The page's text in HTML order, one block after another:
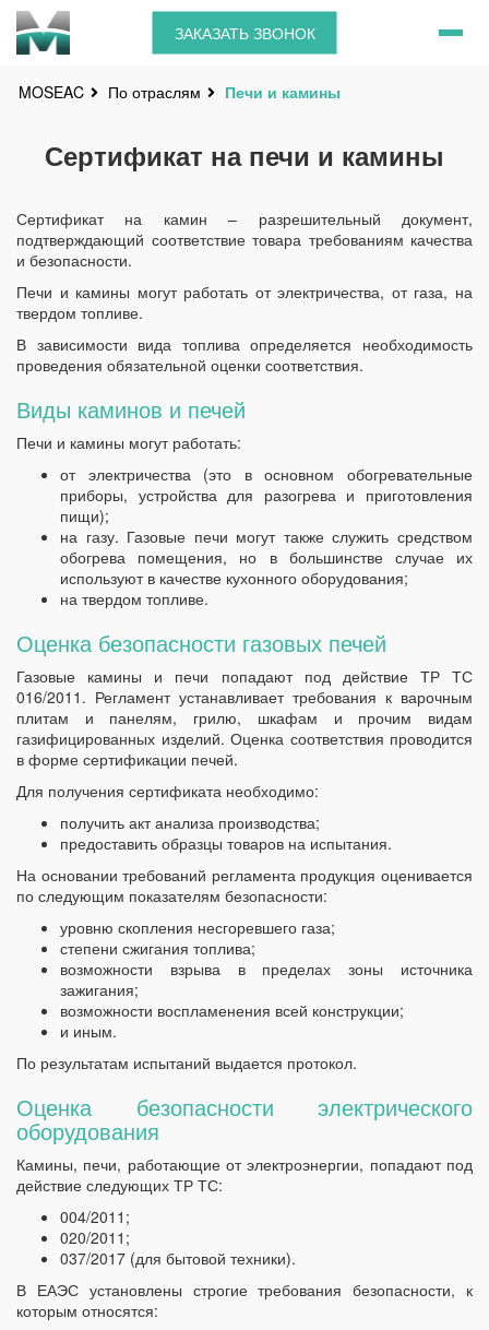
ЗАКАЗАТЬ ЗВОНОК
MOSEAC По отраслям Печи и камины
Сертификат на печи и камины
Сертификат на камин ­­­­­– разрешительный документ,
подтверждающий соответствие товара требованиям качества
и безопасности.
Печи и камины могут работать от электричества, от газа, на
твердом топливе.
В зависимости вида топлива определяется необходимость
проведения обязательной оценки соответствия.
Виды каминов и печей
Печи и камины могут работать:
от электричества (это в основном обогревательные
приборы, устройства для разогрева и приготовления
пищи);
на газу. Газовые печи могут также служить средством
обогрева помещения, но в большинстве случае их
используют в качестве кухонного оборудования;
на твердом топливе.
Оценка безопасности газовых печей
Газовые камины и печи попадают под действие ТР ТС
016/2011. Регламент устанавливает требования к варочным
плитам и панелям, грилю, шкафам и прочим видам
газифицированных изделий. Оценка соответствия проводится
в форме сертификации печей.
Для получения сертификата необходимо:
получить акт анализа производства;
предоставить образцы товаров на испытания.
На основании требований регламента продукция оценивается
по следующим показателям безопасности:
уровню скопления несгоревшего газа;
степени сжигания топлива;
возможности взрыва в пределах зоны источника
зажигания;
возможности воспламенения всей конструкции;
и иным.
По результатам испытаний выдается протокол.
Оценка безопасности электрического
оборудования
Камины, печи, работающие от электроэнергии, попадают под
действие следующих ТР ТС:
004/2011;
020/2011;
037/2017 (для бытовой техники).
В ЕАЭС установлены строгие требования безопасности, к
которым относятся: